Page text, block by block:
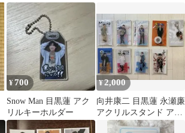
リルスタンド
¥700
Snow Man 目黒蓮 アク
リルキーホルダー
¥2,000
向井康二 目黒蓮 永瀬廉
アクリルスタンド アク
リルキーホルダー